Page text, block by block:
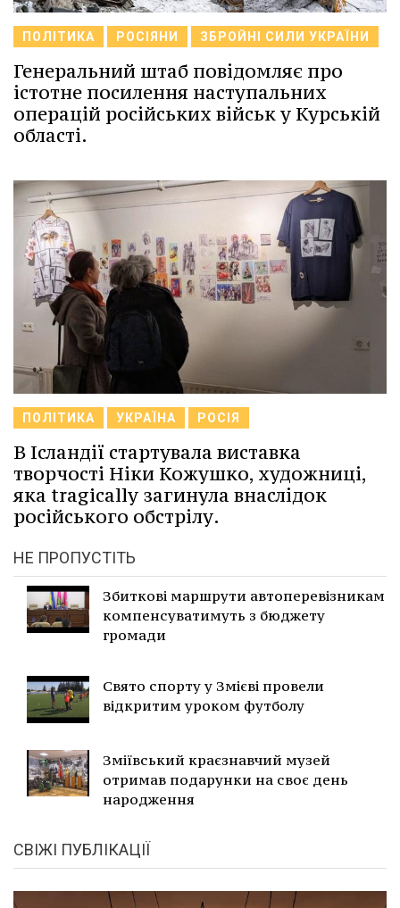
ПОЛІТИКА РОСІЯНИ ЗБРОЙНІ СИЛИ УКРАЇНИ
Генеральний штаб повідомляє про
істотне посилення наступальних
операцій російських військ у Курській
області.
ПОЛІТИКА УКРАЇНА РОСІЯ
В Ісландії стартувала виставка
творчості Ніки Кожушко, художниці,
яка tragically загинула внаслідок
російського обстрілу.
НЕ ПРОПУСТІТЬ
Збиткові маршрути автоперевізникам
компенсуватимуть з бюджету
громади
Свято спорту у Змієві провели
відкритим уроком футболу
Зміївський краєзнавчий музей
отримав подарунки на своє день
народження
СВІЖІ ПУБЛІКАЦІЇ